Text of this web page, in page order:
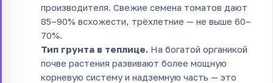
производителя. Свежие семена томатов дают
85–90% всхожести, трёхлетние — не выше 60–
70%.
Тип грунта в теплице. На богатой органикой
почве растения развивают более мощную
корневую систему и надземную часть — это